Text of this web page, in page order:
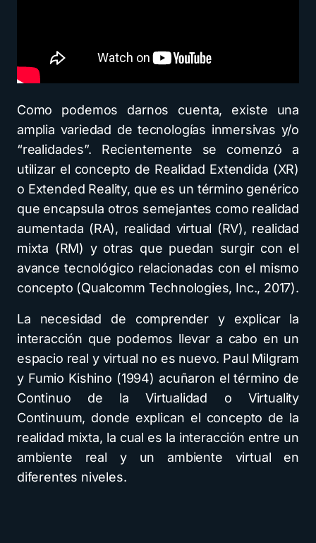
Como podemos darnos cuenta, existe una
amplia variedad de tecnologías inmersivas y/o
“realidades”. Recientemente se comenzó a
utilizar el concepto de Realidad Extendida (XR)
o Extended Reality, que es un término genérico
que encapsula otros semejantes como realidad
aumentada (RA), realidad virtual (RV), realidad
mixta (RM) y otras que puedan surgir con el
avance tecnológico relacionadas con el mismo
concepto (Qualcomm Technologies, Inc., 2017).
La necesidad de comprender y explicar la
interacción que podemos llevar a cabo en un
espacio real y virtual no es nuevo. Paul Milgram
y Fumio Kishino (1994) acuñaron el término de
Continuo de la Virtualidad o Virtuality
Continuum, donde explican el concepto de la
realidad mixta, la cual es la interacción entre un
ambiente real y un ambiente virtual en
diferentes niveles.